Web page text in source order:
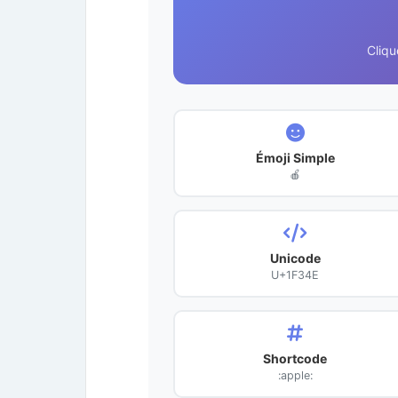
Émoji Simple
🍎
Unicode
U+1F34E
Shortcode
:apple: